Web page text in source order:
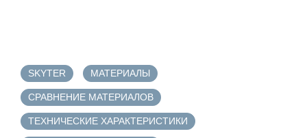
SKYTER МАТЕРИАЛЫ
СРАВНЕНИЕ МАТЕРИАЛОВ
ТЕХНИЧЕСКИЕ ХАРАКТЕРИСТИКИ